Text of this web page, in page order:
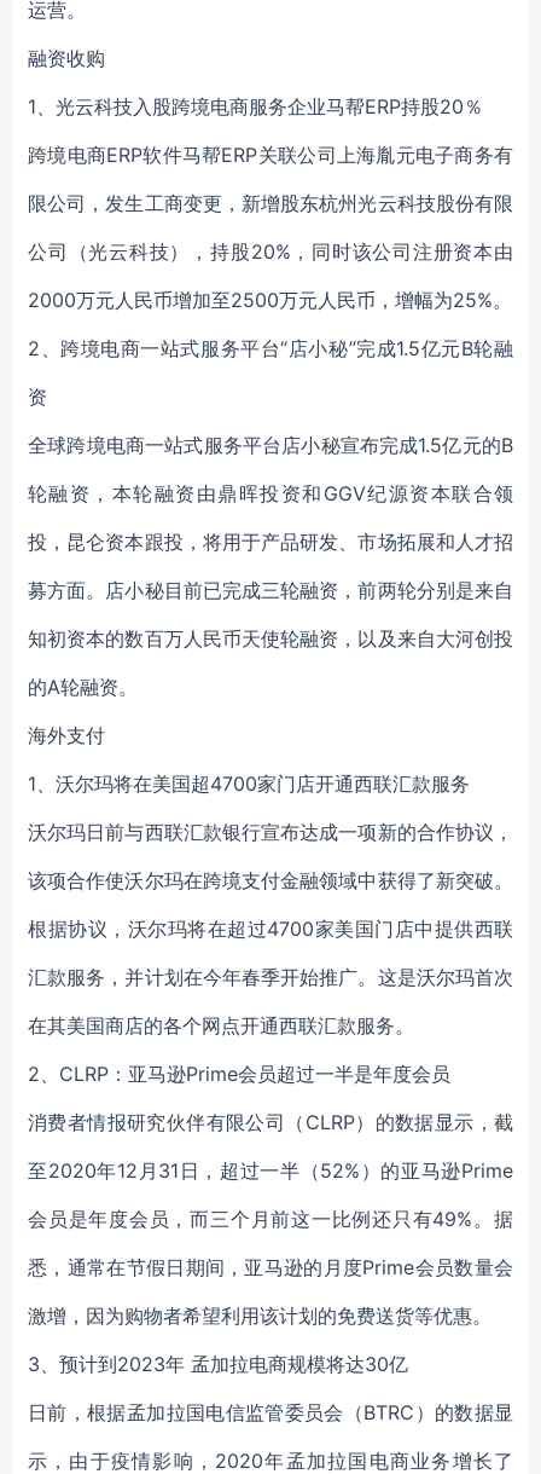
运营。
融资收购
1、光云科技入股跨境电商服务企业马帮ERP持股20％
跨境电商ERP软件马帮ERP关联公司上海胤元电子商务有
限公司，发生工商变更，新增股东杭州光云科技股份有限
公司（光云科技），持股20%，同时该公司注册资本由
2000万元人民币增加至2500万元人民币，增幅为25%。
2、跨境电商一站式服务平台“店小秘”完成1.5亿元B轮融
资
全球跨境电商一站式服务平台店小秘宣布完成1.5亿元的B
轮融资，本轮融资由鼎晖投资和GGV纪源资本联合领
投，昆仑资本跟投，将用于产品研发、市场拓展和人才招
募方面。店小秘目前已完成三轮融资，前两轮分别是来自
知初资本的数百万人民币天使轮融资，以及来自大河创投
的A轮融资。
海外支付
1、沃尔玛将在美国超4700家门店开通西联汇款服务
沃尔玛日前与西联汇款银行宣布达成一项新的合作协议，
该项合作使沃尔玛在跨境支付金融领域中获得了新突破。
根据协议，沃尔玛将在超过4700家美国门店中提供西联
汇款服务，并计划在今年春季开始推广。这是沃尔玛首次
在其美国商店的各个网点开通西联汇款服务。
2、CLRP：亚马逊Prime会员超过一半是年度会员
消费者情报研究伙伴有限公司（CLRP）的数据显示，截
至2020年12月31日，超过一半（52%）的亚马逊Prime
会员是年度会员，而三个月前这一比例还只有49%。据
悉，通常在节假日期间，亚马逊的月度Prime会员数量会
激增，因为购物者希望利用该计划的免费送货等优惠。
3、预计到2023年 孟加拉电商规模将达30亿
日前，根据孟加拉国电信监管委员会（BTRC）的数据显
示，由于疫情影响，2020年孟加拉国电商业务增长了